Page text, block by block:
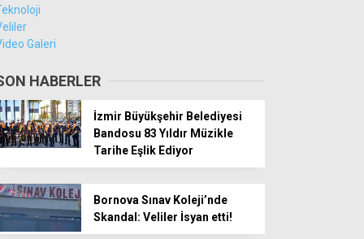
Galeri
HABERLER
İzmir Büyükşehir Belediyesi
Bandosu 83 Yıldır Müzikle
Tarihe Eşlik Ediyor
Bornova Sınav Koleji’nde
Skandal: Veliler İsyan etti!